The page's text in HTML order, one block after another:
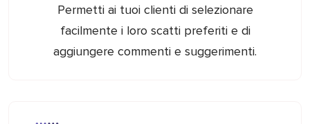
Permetti ai tuoi clienti di selezionare
facilmente i loro scatti preferiti e di
aggiungere commenti e suggerimenti.